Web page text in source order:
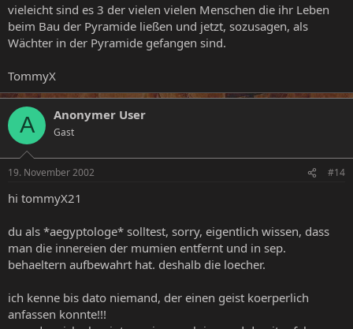
vieleicht sind es 3 der vielen vielen Menschen die ihr Leben
beim Bau der Pyramide ließen und jetzt, sozusagen, als
Wächter in der Pyramide gefangen sind.
TommyX
A Anonymer User
Gast
19. November 2002 #14
hi tommyX21
du als *aegyptologe* solltest, sorry, eigentlich wissen, dass
man die innereien der mumien entfernt und in sep.
behaeltern aufbewahrt hat. deshalb die loecher.
ich kenne bis dato niemand, der einen geist koerperlich
anfassen konnte!!!